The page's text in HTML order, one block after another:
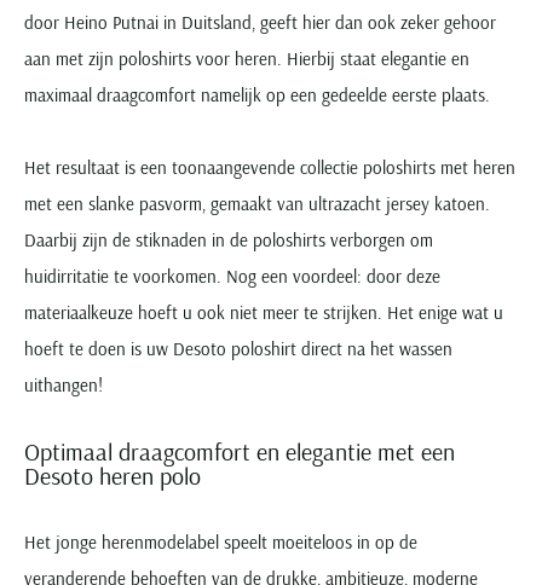
door Heino Putnai in Duitsland, geeft hier dan ook zeker gehoor
aan met zijn poloshirts voor heren. Hierbij staat elegantie en
maximaal draagcomfort namelijk op een gedeelde eerste plaats.
Het resultaat is een toonaangevende collectie poloshirts met heren
met een slanke pasvorm, gemaakt van ultrazacht jersey katoen.
Daarbij zijn de stiknaden in de poloshirts verborgen om
huidirritatie te voorkomen. Nog een voordeel: door deze
materiaalkeuze hoeft u ook niet meer te strijken. Het enige wat u
hoeft te doen is uw Desoto poloshirt direct na het wassen
uithangen!
Optimaal draagcomfort en elegantie met een
Desoto heren polo
Het jonge herenmodelabel speelt moeiteloos in op de
veranderende behoeften van de drukke, ambitieuze, moderne